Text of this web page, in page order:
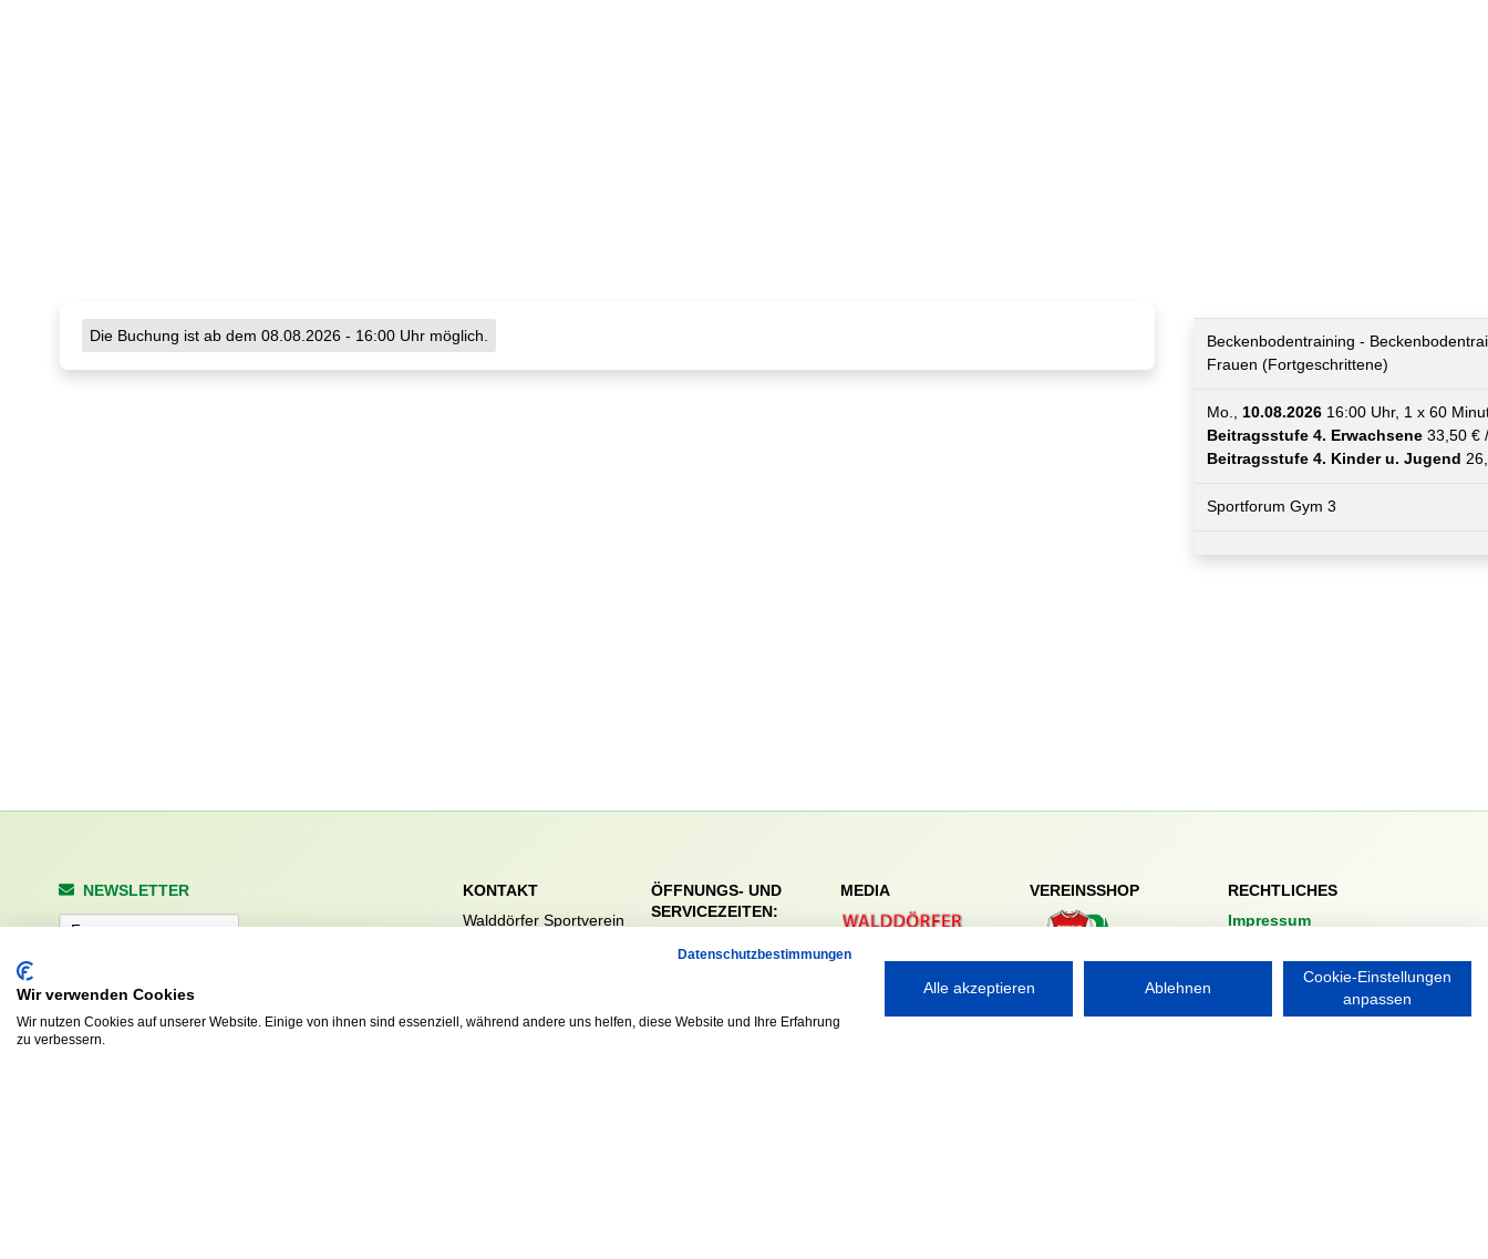
Beckenbodentraining -
Frauen (Fortgeschrittene)
Mo., 10.08.202616:00 Uhr, 1 x 60
Beitragsstufe 4. Erwachsene33,50 €
Beitragsstufe 4. Kinder u. Jugend
Sportforum Gym 3
Die Buchung ist ab dem 08.08.2026 - 16:00 Uhr möglich.
Datenschutzbestimmungen
Wir verwenden Cookies
Wir nutzen Cookies auf unserer Website. Einige von ihnen sind essenziell, während andere uns helfen, diese Website und Ihre Erfahrung
zu verbessern.
Alle akzeptieren Ablehnen
Cookie-Einstellungen
anpassen
NEWSLETTER
Anrede
Abonnieren
KONTAKT
Walddörfer Sportverein
info@walddoerfer-
ÖFFNUNGS- UND
SERVICEZEITEN:
MEDIA VEREINSSHOP
Nordsport.store
RECHTLICHES
Impressum